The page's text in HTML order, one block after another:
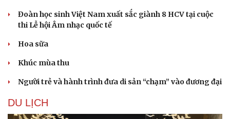
Đoàn học sinh Việt Nam xuất sắc giành 8 HCV tại cuộc
thi Lễ hội Âm nhạc quốc tế
Hoa sữa
Khúc mùa thu
Người trẻ và hành trình đưa di sản “chạm” vào đương đại
DU LỊCH